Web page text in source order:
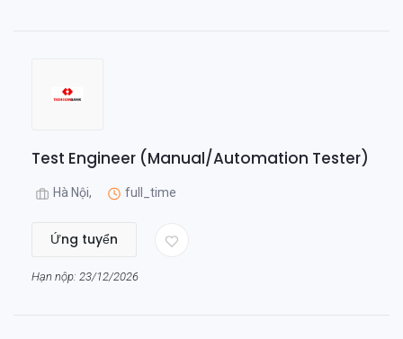
Test Engineer (Manual/Automation Tester)
Hà Nội, full_time
Ứng tuyển
Hạn nộp: 23/12/2026